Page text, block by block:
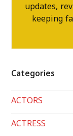
updates,
keeping
Categories
ACTORS
ACTRESS